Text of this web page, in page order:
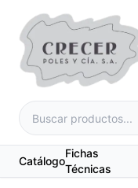
Catálogo
Fichas
Técnicas